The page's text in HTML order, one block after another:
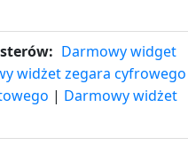
Darmowy widget
widżet zegara cyfrowego
| Darmowy widżet